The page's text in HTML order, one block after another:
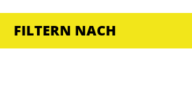
FILTERN NACH